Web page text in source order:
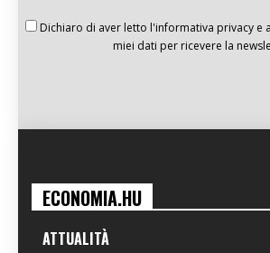
Dichiaro di aver letto l'informativa privacy e
miei dati per ricevere la
ECONOMIA.HU
ATTUALITÀ